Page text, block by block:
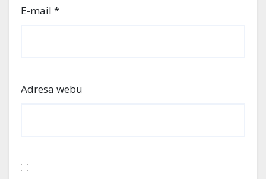
E-mail *
Adresa webu